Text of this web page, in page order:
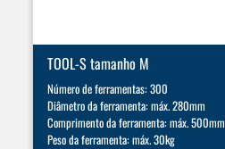
TOOL-S tamanho M
Número de ferramentas: 300
Diâmetro da ferramenta: máx. 280mm
Comprimento da ferramenta: máx. 500mm
Peso da ferramenta: máx. 30kg